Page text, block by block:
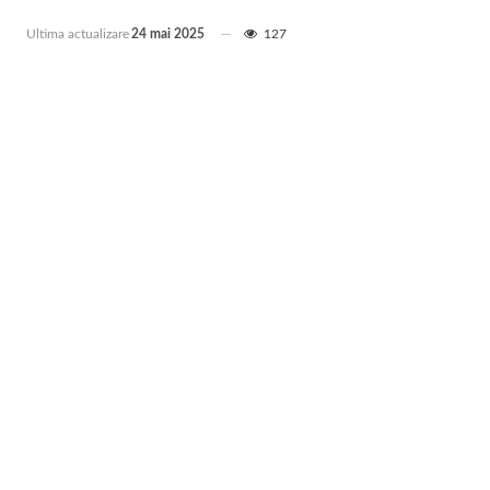
Ultima actualizare24 mai 2025 127